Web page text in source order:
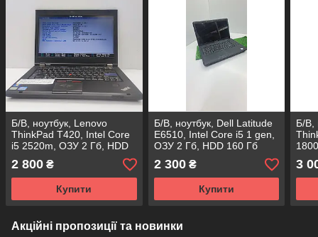
Б/В, ноутбук, Lenovo
ThinkPad T420, Intel Core
i5 2520m, ОЗУ 2 Гб, HDD
160 Гб
2 800 ₴
Купити
Б/В, ноутбук, Dell Latitude
E6510, Intel Core i5 1 gen,
ОЗУ 2 Гб, HDD 160 Гб
2 300₴
Купити
Б/В,
ГБ
3
Акційні пропозиції та новинки